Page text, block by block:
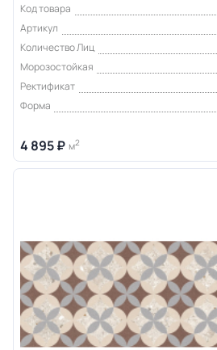
Код товара
Артикул
Количество Лиц
Морозостойкая
Ректификат
Форма
4 895 ₽ м2